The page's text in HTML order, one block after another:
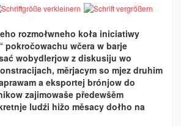
rozmołwneho koła iniciatiwy
pokročowachu wčera w barje
wobydlerjow z diskusiju wo
měrjacym so mjez druhim
a eksportej brónjow do
zajimowaše předewšěm
ludźi hižo měsacy dołho na